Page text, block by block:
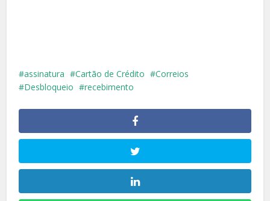
assinatura Cartão de Crédito
Correios
Desbloqueio
recebimento